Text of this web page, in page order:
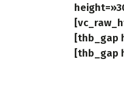
[thb_gap
[thb_gap